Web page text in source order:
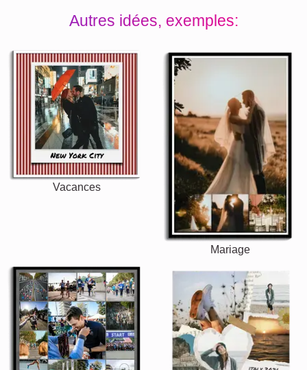
Autres idées, exemples:
Vacances
Mariage